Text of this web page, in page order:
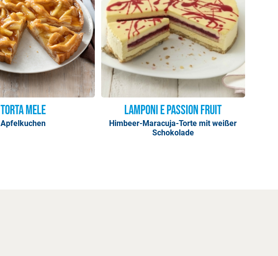
Torta Mele
Apfelkuchen
Lamponi e Passion Fruit
Himbeer-Maracuja-Torte mit weißer
Schokolade